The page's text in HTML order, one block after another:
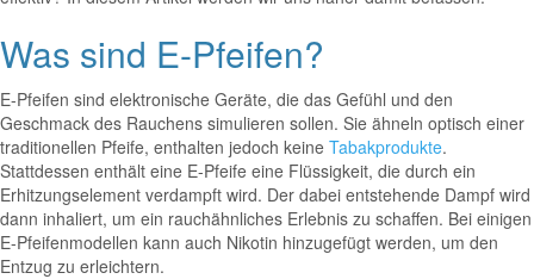
Was sind E-Pfeifen?
E-Pfeifen sind elektronische Geräte, die das Gefühl und den
Geschmack des Rauchens simulieren sollen. Sie ähneln optisch einer
traditionellen Pfeife, enthalten jedoch keine Tabakprodukte.
Stattdessen enthält eine E-Pfeife eine Flüssigkeit, die durch ein
Erhitzungselement verdampft wird. Der dabei entstehende Dampf wird
dann inhaliert, um ein rauchähnliches Erlebnis zu schaffen. Bei einigen
E-Pfeifenmodellen kann auch Nikotin hinzugefügt werden, um den
Entzug zu erleichtern.